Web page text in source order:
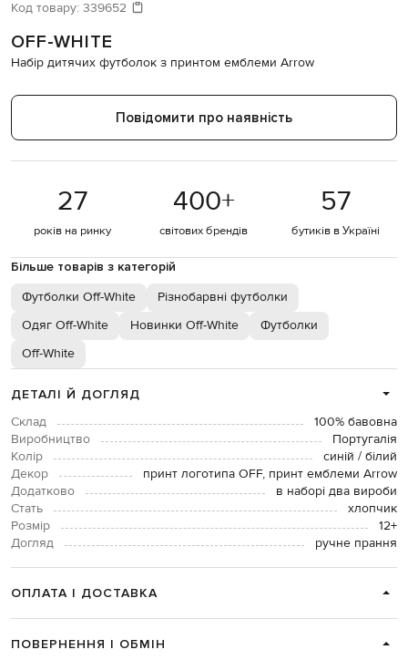
Код товару: 339652
OFF-WHITE
Набір дитячих футболок з принтом емблеми Arrow
Повідомити про наявність
27
років на ринку
400+
світових брендів
57
бутиків в Україні
Більше товарів з категорій
Футболки Off-White
Різнобарвні футболки
Одяг Off-White
Новинки Off-White
Футболки
Off-White
ДЕТАЛІ Й ДОГЛЯД
Склад
100% бавовна
Виробництво
Португалія
Колір
синій / білий
Декор
принт логотипа OFF, принт емблеми Arrow
Додатково
в наборі два вироби
Стать
хлопчик
Розмір
12+
Догляд
ручне прання
ОПЛАТА І ДОСТАВКА
ПОВЕРНЕННЯ І ОБМІН